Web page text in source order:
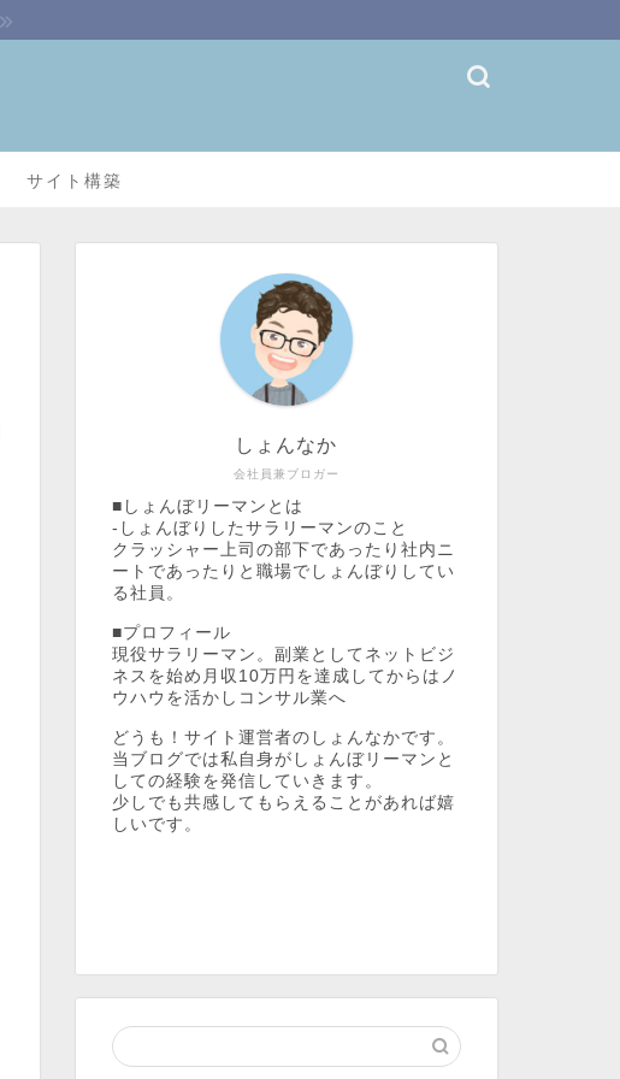
サイト構築
会社員兼ブロガー
しょんなか
■しょんぼリーマンとは
-しょんぼりしたサラリーマンのこと
クラッシャー上司の部下であったり社内ニ
ートであったりと職場でしょんぼりしてい
る社員。
■プロフィール
現役サラリーマン。副業としてネットビジ
ネスを始め月収10万円を達成してからはノ
ウハウを活かしコンサル業へ
どうも！サイト運営者のしょんなかです。
当ブログでは私自身がしょんぼリーマンと
しての経験を発信していきます。
少しでも共感してもらえることがあれば嬉
しいです。